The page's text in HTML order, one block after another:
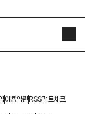
이용약관 RSS팩트체크